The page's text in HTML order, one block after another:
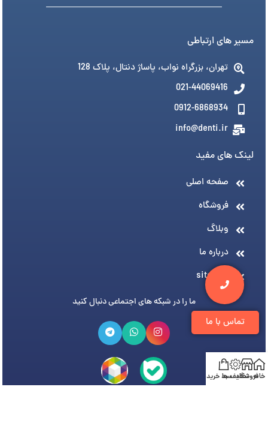
تماس با ما
مسیر های ارتباطی
تهران، بزرگراه نواب، پاساژ دنتال، پلاک 128
021-44069416
0912-6868934
info@denti.ir
لینک های مفید
صفحه اصلی
فروشگاه
وبلاگ
درباره ما
sitemap
ما را در شبکه های اجتماعی دنبال کنید
خانهفروشگاه
تخفیف هاسبد خرید